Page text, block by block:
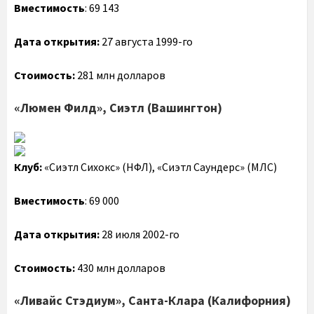
Вместимость: 69 143
Дата открытия: 27 августа 1999-го
Стоимость: 281 млн долларов
«Люмен Филд», Сиэтл (Вашингтон)
Клуб: «Сиэтл Сихокс» (НФЛ), «Сиэтл Саундерс» (МЛС)
Вместимость: 69 000
Дата открытия: 28 июля 2002-го
Стоимость: 430 млн долларов
«Ливайс Стэдиум», Санта-Клара (Калифорния)